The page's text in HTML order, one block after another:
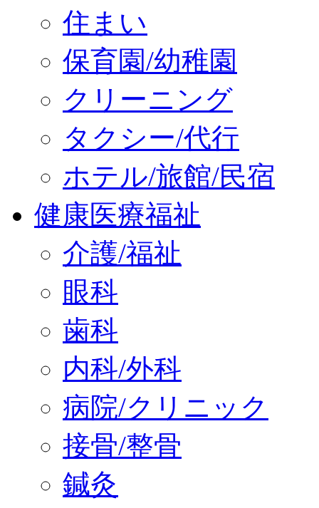
住まい
保育園/幼稚園
クリーニング
タクシー/代行
ホテル/旅館/民宿
健康医療福祉
介護/福祉
眼科
歯科
内科/外科
病院/クリニック
接骨/整骨
鍼灸